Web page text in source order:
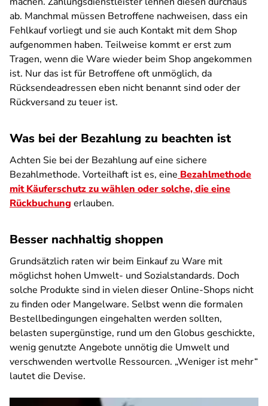
ab. Manchmal müssen Betroffene nachweisen, dass ein
Fehlkauf vorliegt und sie auch Kontakt mit dem Shop
aufgenommen haben. Teilweise kommt er erst zum
Tragen, wenn die Ware wieder beim Shop angekommen
ist. Nur das ist für Betroffene oft unmöglich, da
Rücksendeadressen eben nicht benannt sind oder der
Rückversand zu teuer ist.
Was bei der Bezahlung zu beachten ist
Achten Sie bei der Bezahlung auf eine sichere
Bezahlmethode. Vorteilhaft ist es, eine Bezahlmethode
mit Käuferschutz zu wählen oder solche, die eine
Rückbuchung erlauben.
Besser nachhaltig shoppen
Grundsätzlich raten wir beim Einkauf zu Ware mit
möglichst hohen Umwelt- und Sozialstandards. Doch
solche Produkte sind in vielen dieser Online-Shops nicht
zu finden oder Mangelware. Selbst wenn die formalen
Bestellbedingungen eingehalten werden sollten,
belasten supergünstige, rund um den Globus geschickte,
wenig genutzte Angebote unnötig die Umwelt und
verschwenden wertvolle Ressourcen. „Weniger ist mehr“
lautet die Devise.